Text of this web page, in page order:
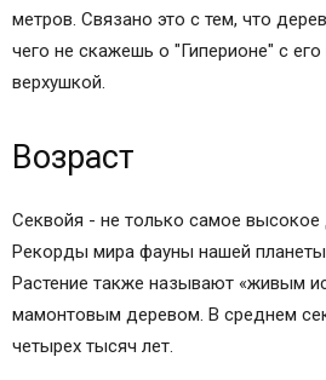
метров. Связано это с тем, что
чего не скажешь о "Гиперионе" с
верхушкой.
Возраст
Секвойя - не только самое высокое
Рекорды мира фауны нашей планеты
Растение также называют «живым
мамонтовым деревом. В среднем
четырех тысяч лет.